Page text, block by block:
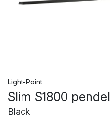
Light-Point
Slim S1800 pendel
Black